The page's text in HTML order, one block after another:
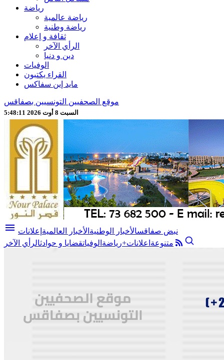
رياضة
رياضة عالمية
رياضة وطنية
ثقافة و إعلام
الرأي الآخر
دين و دنيا
الوفيات
القراء يكتبون
مايد إين سفاكس
موقع الصحفيين التونسيين بصفاقس
السبت 8 أوت 2026 5:48:13
menu نبض صفاقسالأخبار الوطنية الأخبار العالمية إعلانات
متنوعة اعلانات+رياضة الوفياتقضايا و حوادثالرأي الآخر